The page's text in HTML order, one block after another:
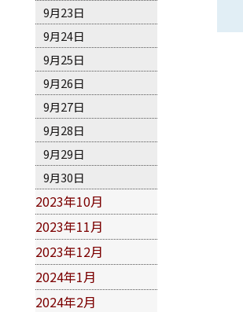
9月23日
9月24日
9月25日
9月26日
9月27日
9月28日
9月29日
9月30日
2023年10月
2023年11月
2023年12月
2024年1月
2024年2月
16、布羅莫火
山